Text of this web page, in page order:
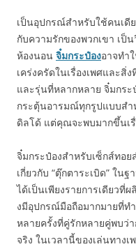
เป็นอุปกรณ์สำหรับใช้คนเดี
กับความรักของพวกเขา เป็
ห้องนอน จิ๋มกระป๋องอาจทำ
เคร่งครัดในเรื่องเพศและสิ่
และรุ่นที่หลากหลาย จิ๋มกร
กระตุ้นอารมณ์ทุกรูปแบบสำ
ดิลโด้ แต่คุณจะพบมากขึ้นเรื่
จิ๋มกระป๋องสำหรับเซ็กส์ทอ
เกี่ยวกับ “ตุ๊กตาระเบิด” ใน
ได้เป็นเพียงรายการเดียว
งมีอุปกรณ์มือถือมากมายที่ท
หลายครั้งที่คู่รักหลายคู่พบว่
จริง ในเวลานี้ของเล่นทาง